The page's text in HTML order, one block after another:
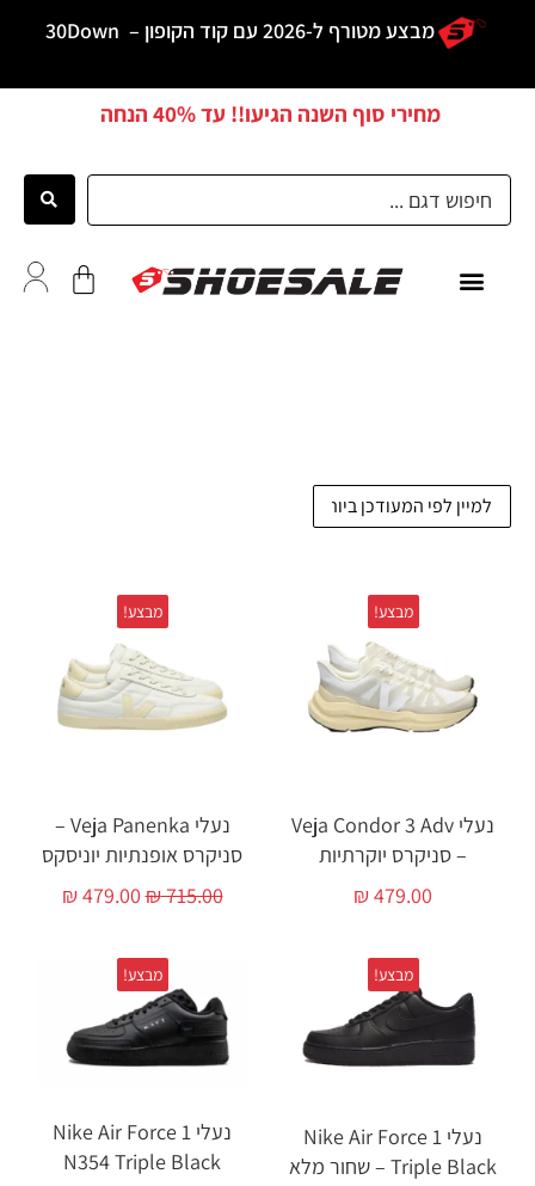
מבצע מטורף ל-2026 עם קוד הקופון – 30Down
מחירי סוף השנה הגיעו!! עד40% הנחה
מבצע!
נעלי Veja Condor 3 Adv
– סניקרס יוקרתיות
₪479.00
מבצע!
נעלי Veja Panenka –
סניקרס אופנתיות יוניסקס
₪715.00
₪479.00
מבצע!
נעלי Nike Air Force 1
Triple Black – שחור מלא
מבצע!
נעלי Nike Air Force 1
N354 Triple Black